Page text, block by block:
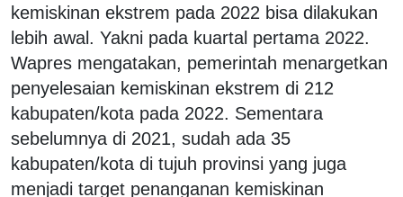
kemiskinan ekstrem pada 2022 bisa dilakukan
lebih awal. Yakni pada kuartal pertama 2022.
Wapres mengatakan, pemerintah menargetkan
penyelesaian kemiskinan ekstrem di 212
kabupaten/kota pada 2022. Sementara
sebelumnya di 2021, sudah ada 35
kabupaten/kota di tujuh provinsi yang juga
menjadi target penanganan kemiskinan